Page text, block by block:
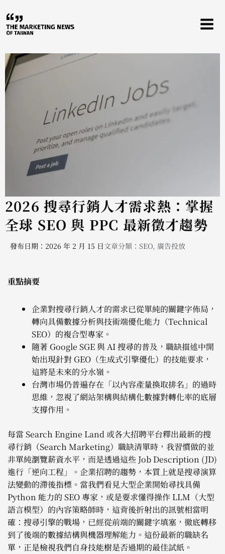
至
主
內
容
2026 搜尋行銷人才需求熱：掌握
全球 SEO 與 PPC 最新徵才趨勢
發布日期：2026 年 2 月 15 日文章分類： SEO, 廣告投放
重點摘要
企業對搜尋行銷人才的需求已從單純的關鍵字佈局，
轉向具備數據分析與技術端優化能力（Technical
SEO）的複合型專家。
隨著 Google SGE 與 AI 搜尋的普及，職缺描述中開
始出現針對 GEO（生成式引擎優化）的技能要求，
這將是未來的分水嶺。
台灣市場仍普遍存在「以內容產量換取排名」的過時
思維，忽視了網站架構與結構化數據對轉化率的底層
支撐作用。
每當 Search Engine Land 或各大招聘平台釋出最新的搜
尋行銷（Search Marketing）職缺清單時，我習慣做的並
非單純瀏覽薪資水平，而是透過這些 Job Description (JD)
進行「逆向工程」。企業招聘的趨勢，本質上就是搜尋演算
法變動的滯後指標。當我們看見大型企業開始尋找具備
Python 能力的 SEO 專家，或是要求懂得操作 LLM（大型
語言模型）的內容策略師時，這背後折射出的訊號相當明
確：搜尋引擎的戰場，已經從前端的關鍵字填塞，徹底轉移
到了後端的數據結構與機器理解能力。這份最新的職缺名
單，正是檢視我們自身技能樹是否過期的最佳試紙。